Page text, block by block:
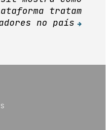
tratam
no país